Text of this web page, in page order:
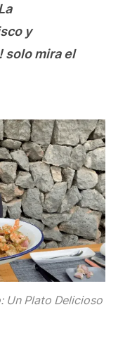
y
solo mira el
Un Plato Delicioso